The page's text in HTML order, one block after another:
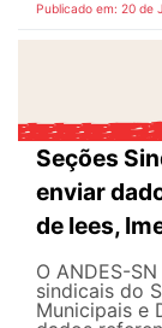
Publicado em: 20 de
Seções
enviar
de Iees,
O ANDES-
sindicais do
Municipais e